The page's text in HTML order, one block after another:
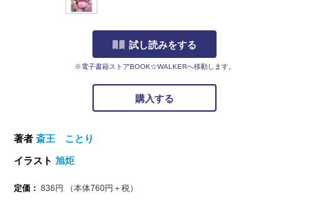
試し読みをする
※電子書籍ストアBOOK☆WALKERへ移動します。
購入する
著者 斎王 ことり
イラスト 旭炬
定価： 836 円 （本体760円＋税）